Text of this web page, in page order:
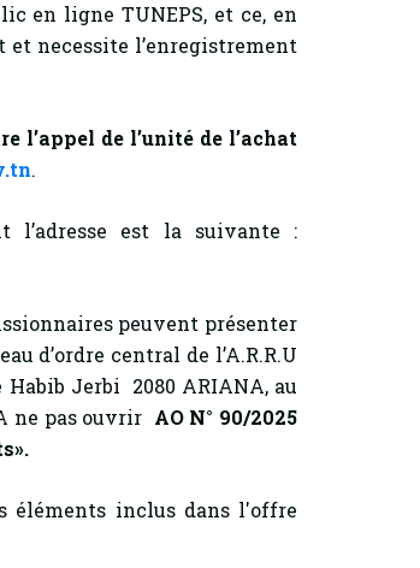
en ligne TUNEPS, et ce, en
et necessite l’enregistrement
l’appel de l’unité de l’achat
.
l’adresse est la suivante :
peuvent présenter
d’ordre central de l’A.R.R.U
Habib Jerbi 2080 ARIANA, au
ne pas ouvrir AO N° 90/2025
».
éléments inclus dans l'offre